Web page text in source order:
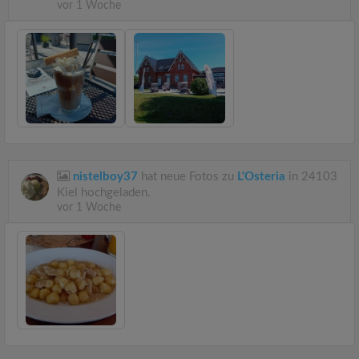
vor 1 Woche
nistelboy37 hat neue Fotos zu L'Osteria in 24103
Kiel hochgeladen.
vor 1 Woche